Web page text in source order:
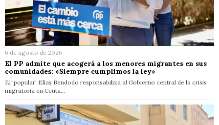
6 de agosto de 2026
El PP admite que acogerá a los menores migrantes en sus
comunidades: «Siempre cumplimos la ley»
El 'popular' Elías Bendodo responsabiliza al Gobierno central de la crisis
migratoria en Ceuta…